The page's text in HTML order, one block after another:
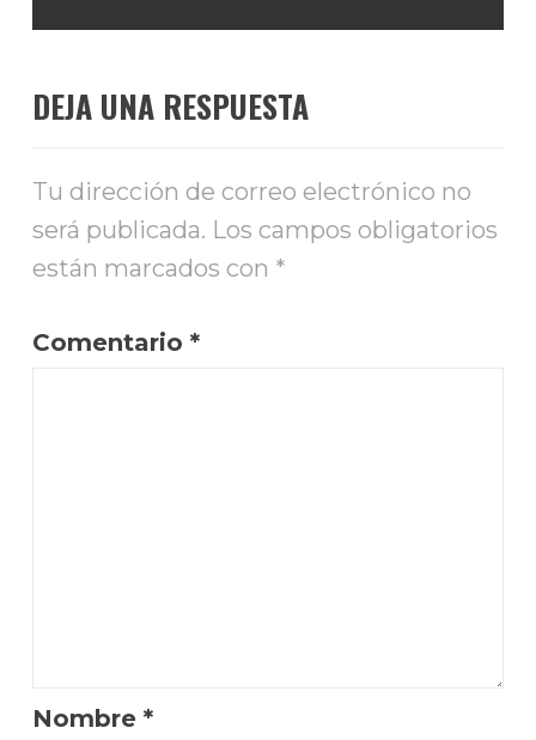
DEJA UNA RESPUESTA
Tu dirección de correo electrónico no
será publicada. Los campos obligatorios
están marcados con *
Comentario *
Nombre *